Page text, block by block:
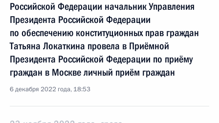
Российской Федерации начальник Управления
Президента Российской Федерации
по обеспечению конституционных прав граждан
Татьяна Локаткина провела в Приёмной
Президента Российской Федерации по приёму
граждан в Москве личный приём граждан
6 декабря 2022 года, 18:53